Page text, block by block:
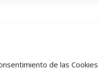
de las Cookies